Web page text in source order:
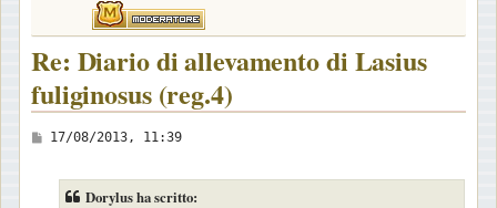
Re: Diario di allevamento di Lasius
fuliginosus (reg.4)
M
17/08/2013, 11:39
Dorylus ha scritto: